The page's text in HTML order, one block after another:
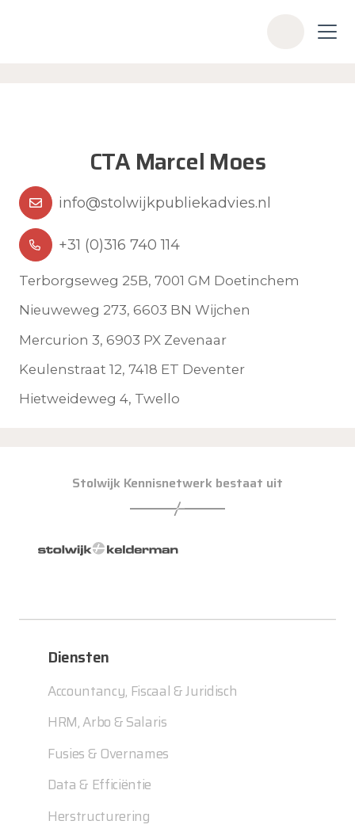
CTA Marcel Moes
info@stolwijkpubliekadvies.nl
+31 (0)316 740 114
Terborgseweg 25B, 7001 GM Doetinchem
Nieuweweg 273, 6603 BN Wijchen
Mercurion 3, 6903 PX Zevenaar
Keulenstraat 12, 7418 ET Deventer
Hietweideweg 4, Twello
Stolwijk Kennisnetwerk bestaat uit
Diensten
Accountancy, Fiscaal & Juridisch
HRM, Arbo & Salaris
Fusies & Overnames
Data & Efficiëntie
Herstructurering